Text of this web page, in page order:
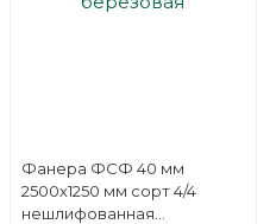
Фанера ФСФ 40 мм
2500х1250 мм сорт 4/4
нешлифованная